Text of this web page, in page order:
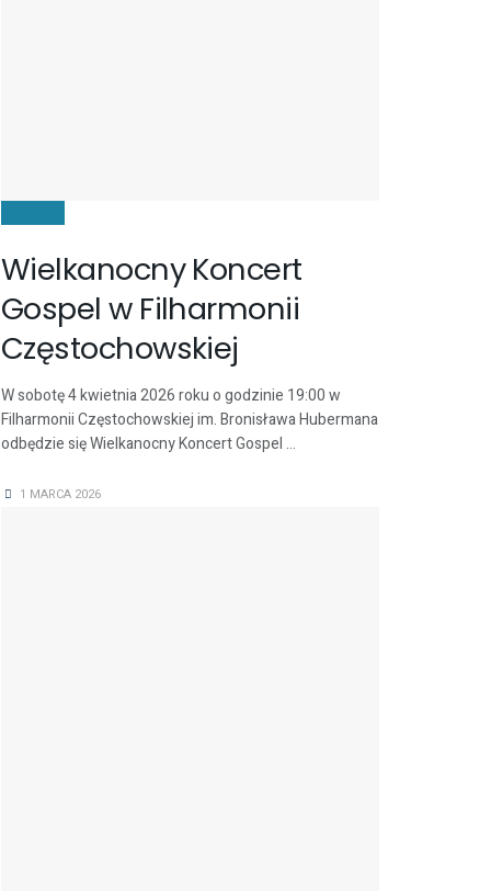
Wielkanocny Koncert
Gospel w Filharmonii
Częstochowskiej
W sobotę 4 kwietnia 2026 roku o godzinie 19:00 w
Filharmonii Częstochowskiej im. Bronisława Hubermana
odbędzie się Wielkanocny Koncert Gospel ...
1 MARCA 2026